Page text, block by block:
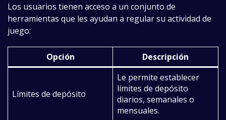
Los usuarios tienen acceso a un conjunto de
herramientas que les ayudan a regular su actividad de
juego:
Opción Descripción
Límites de depósito
Le permite establecer
límites de depósito
diarios, semanales o
mensuales.